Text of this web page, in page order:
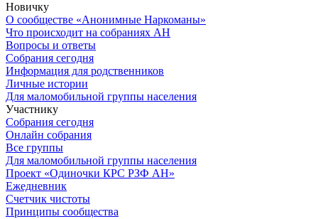
Новичку
О сообществе «Анонимные Наркоманы»
Что происходит на собраниях АН
Вопросы и ответы
Собрания сегодня
Информация для родственников
Личные истории
Для маломобильной группы населения
Участнику
Собрания сегодня
Онлайн собрания
Все группы
Для маломобильной группы населения
Проект «Одиночки КРС РЗФ АН»
Ежедневник
Счетчик чистоты
Принципы сообщества